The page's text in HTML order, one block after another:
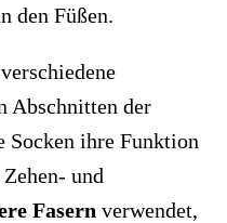
den Füßen.
Abschnitten der
Socken ihre Funktion
und
Fasern verwendet,